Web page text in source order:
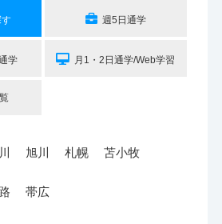
週5日通学
学 月1・2日通学/Web学習
旭川 札幌 苫小牧
帯広